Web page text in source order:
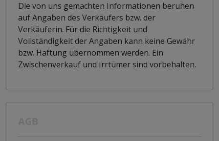
Die von uns gemachten Informationen beruhen
auf Angaben des Verkäufers bzw. der
Verkäuferin. Für die Richtigkeit und
Vollständigkeit der Angaben kann keine Gewähr
bzw. Haftung übernommen werden. Ein
Zwischenverkauf und Irrtümer sind vorbehalten.